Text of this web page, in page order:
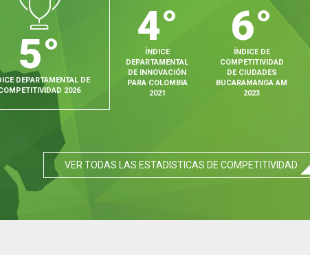
5°
DEPARTAMENTAL DE
2026
4°
ÍNDICE
DEPARTAMENTAL
DE INNOVACIÓN
PARA COLOMBIA
2021
6°
ÍNDICE DE
COMPETITIVIDAD
DE CIUDADES
BUCARAMANGA AM
2023
VER TODAS LAS ESTADISTICAS DE COMPETITIVIDAD